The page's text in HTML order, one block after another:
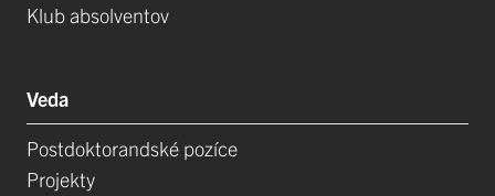
Klub absolventov
Veda
Postdoktorandské pozíce
Projekty